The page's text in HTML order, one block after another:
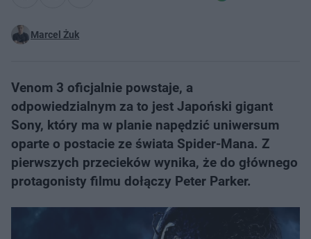
Marcel Żuk
Venom 3 oficjalnie powstaje, a
odpowiedzialnym za to jest Japoński gigant
Sony, który ma w planie napędzić uniwersum
oparte o postacie ze świata Spider-Mana. Z
pierwszych przecieków wynika, że do głównego
protagonisty filmu dołączy Peter Parker.